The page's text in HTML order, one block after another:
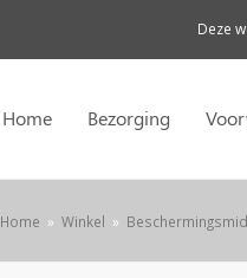
Deze
Home Bezorging
Home » Winkel »